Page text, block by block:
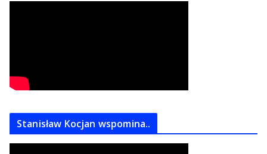
Stanisław Kocjan wspomina..